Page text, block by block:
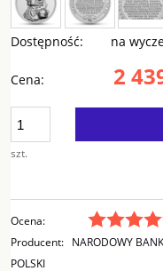
Dostępność: na
Cena: 2
szt.
Ocena:
Producent: NARODOWY BANK
POLSKI